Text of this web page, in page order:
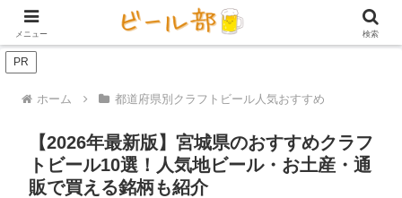
アイテム【ビール好き用】 家庭用ビー
PR
ホーム 都道府県別クラフトビール人気おすすめ
【2026年最新版】宮城県のおすすめクラフ
トビール10選！人気地ビール・お土産・通
販で買える銘柄も紹介
メニュー 検索